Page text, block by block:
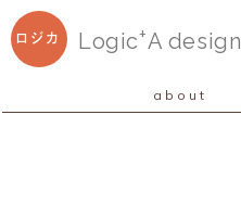
ロジカ Logic+A design
about